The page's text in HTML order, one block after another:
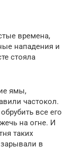
времена,
нападения и
стояла
ямы,
частокол.
все его
на огне. И
таких
в